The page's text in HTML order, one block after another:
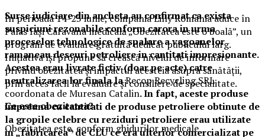
Surse judiciare din ancheta au confirmat ca exista
suspiciuni rezonabile conform carora in urma
proceselor tehnologice de spalare a vagoanelor
ramaneau deseuri petroliere in cantitati impresionante.
Acestea erau livrate fictiv (doar pe acte) catre
neutralizarea lor finala laRecop Recycling SRL
coordonata de Muresan Catalin. In fapt, aceste produse
impreuna cu cantitati de produse petroliere obtinute de
la gropile celebre cu reziduri petroliere erau utilizate
in „fabricarea” de CLU ce era ulterior comercializat pe
În perioada 14-23 iunie, compania Lilly România aduce în
Palas Iași Caravana medicală „Obezitatea este o boală”, un
program de evaluare gratuită dedicat publicului larg.
Inițiativa își propune să crească nivelul de informare
privind obezitatea și impactul acesteia asupra sănătății,
prin acces facil la evaluare și consiliere de specialitate.
Ce este obezitatea?
Obezitatea este, conform ghidurilor medicale